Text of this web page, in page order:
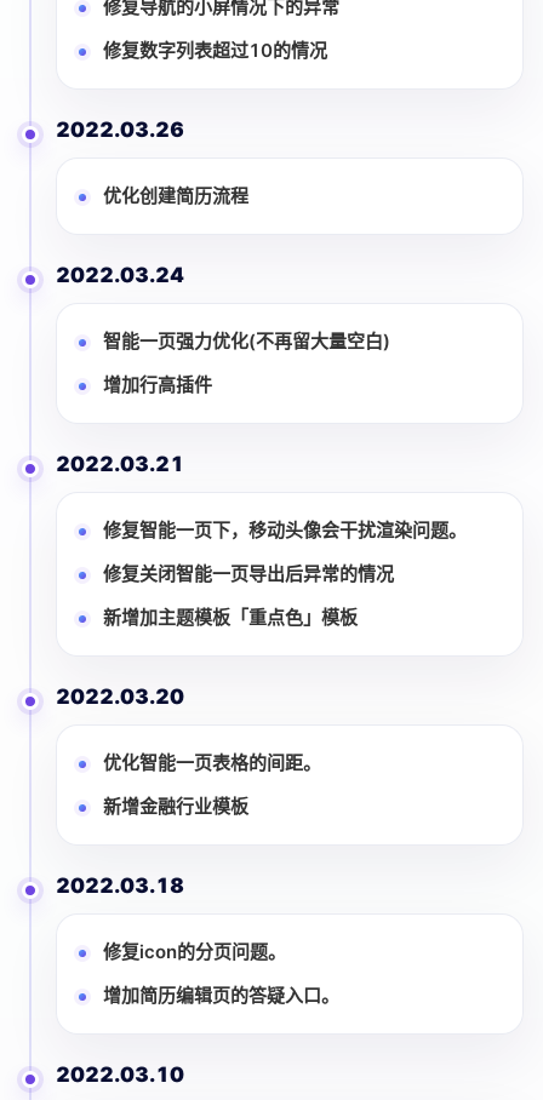
修复导航的小屏情况下的异常
修复数字列表超过10的情况
2022.03.26
优化创建简历流程
2022.03.24
智能一页强力优化(不再留大量空白)
增加行高插件
2022.03.21
修复智能一页下，移动头像会干扰渲染问题。
修复关闭智能一页导出后异常的情况
新增加主题模板「重点色」模板
2022.03.20
优化智能一页表格的间距。
新增金融行业模板
2022.03.18
修复icon的分页问题。
增加简历编辑页的答疑入口。
2022.03.10